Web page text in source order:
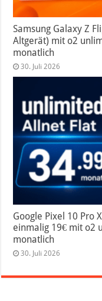
Samsung Galaxy Z
Altgerät) mit o2
monatlich
30. Juli 2026
Google Pixel 10 Pro
einmalig 19€ mit o2
monatlich
30. Juli 2026